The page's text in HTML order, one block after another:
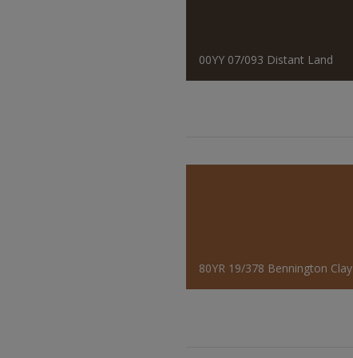
00YY 07/093 Distant Land
80YR 19/378 Bennington Clay